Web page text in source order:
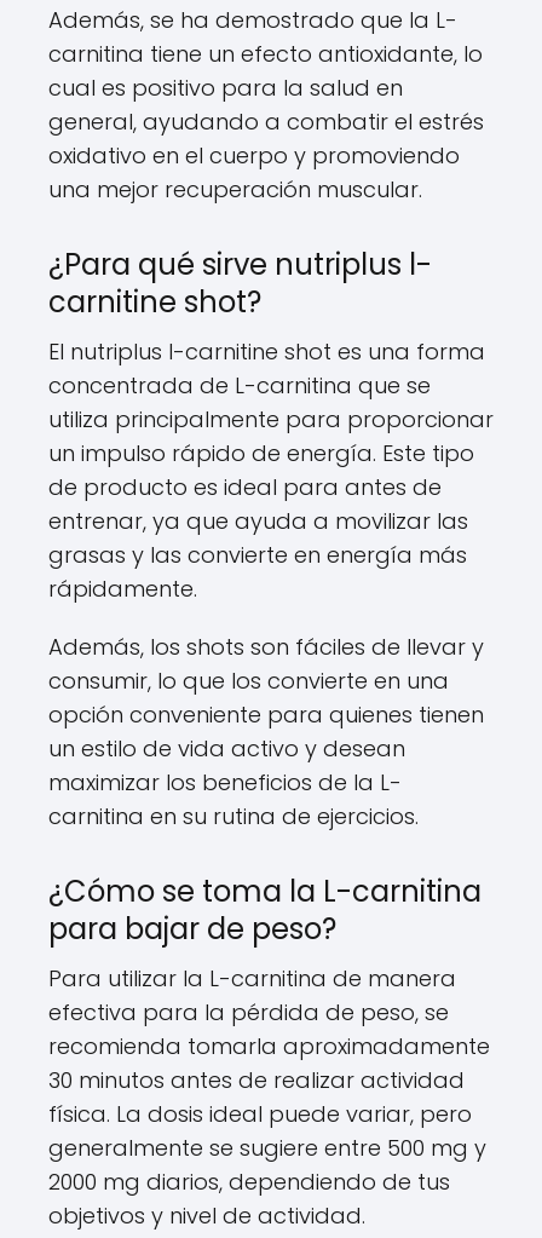
Además, se ha demostrado que la L-
carnitina tiene un efecto antioxidante, lo
cual es positivo para la salud en
general, ayudando a combatir el estrés
oxidativo en el cuerpo y promoviendo
una mejor recuperación muscular.
¿Para qué sirve nutriplus l-
carnitine shot?
El nutriplus l-carnitine shot es una forma
concentrada de L-carnitina que se
utiliza principalmente para proporcionar
un impulso rápido de energía. Este tipo
de producto es ideal para antes de
entrenar, ya que ayuda a movilizar las
grasas y las convierte en energía más
rápidamente.
Además, los shots son fáciles de llevar y
consumir, lo que los convierte en una
opción conveniente para quienes tienen
un estilo de vida activo y desean
maximizar los beneficios de la L-
carnitina en su rutina de ejercicios.
¿Cómo se toma la L-carnitina
para bajar de peso?
Para utilizar la L-carnitina de manera
efectiva para la pérdida de peso, se
recomienda tomarla aproximadamente
30 minutos antes de realizar actividad
física. La dosis ideal puede variar, pero
generalmente se sugiere entre 500 mg y
2000 mg diarios, dependiendo de tus
objetivos y nivel de actividad.